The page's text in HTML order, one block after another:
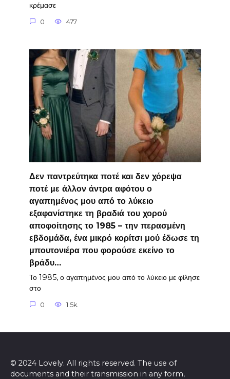
κρέμασε
0 477
Δεν παντρεύτηκα ποτέ και δεν χόρεψα
ποτέ με άλλον άντρα αφότου ο
αγαπημένος μου από το λύκειο
εξαφανίστηκε τη βραδιά του χορού
αποφοίτησης το 1985 – την περασμένη
εβδομάδα, ένα μικρό κορίτσι μού έδωσε τη
μπουτονιέρα που φορούσε εκείνο το
βράδυ…
Το 1985, ο αγαπημένος μου από το λύκειο με φίλησε
στο
0 1.5k.
© 2024 Lovely. All rights reserved. The use of
documents and their transmission in any form,